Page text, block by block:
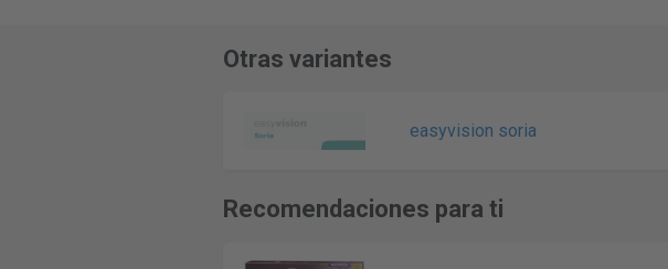
Otras variantes
easyvision soria
Recomendaciones para ti